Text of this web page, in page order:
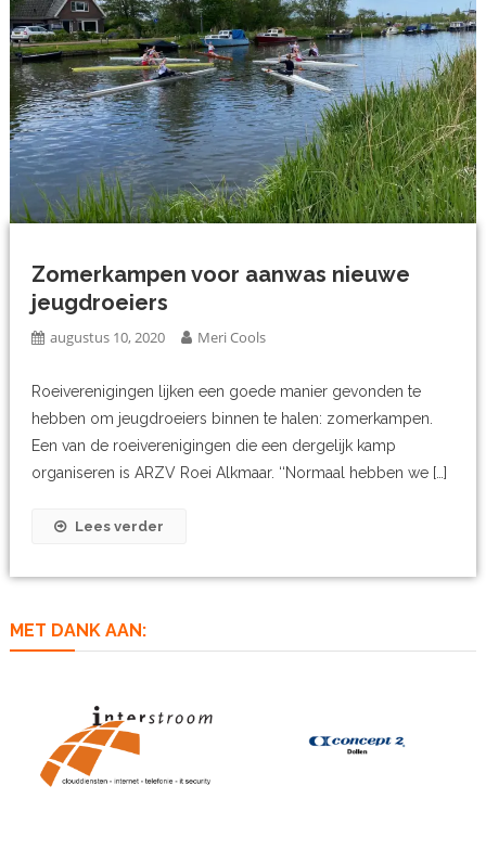
Zomerkampen voor aanwas nieuwe
jeugdroeiers
augustus 10, 2020 Meri Cools
Roeiverenigingen lijken een goede manier gevonden te
hebben om jeugdroeiers binnen te halen: zomerkampen.
Een van de roeiverenigingen die een dergelijk kamp
organiseren is ARZV Roei Alkmaar. ‘‘Normaal hebben we […]
Lees verder
MET DANK AAN: